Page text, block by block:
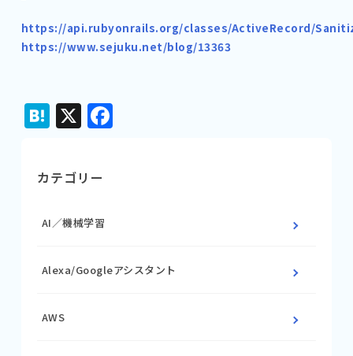
https://api.rubyonrails.org/classes/ActiveRecord/
https://www.sejuku.net/blog/13363
Hatena
X Facebook
カテゴリー
AI／機械学習
Alexa/Googleアシスタント
AWS